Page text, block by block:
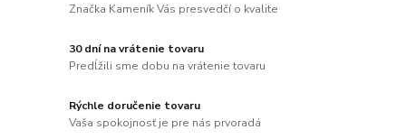
Značka Kameník Vás presvedčí o kvalite
30 dní na vrátenie tovaru
Predĺžili sme dobu na vrátenie tovaru
Rýchle doručenie tovaru
Vaša spokojnosť je pre nás prvoradá